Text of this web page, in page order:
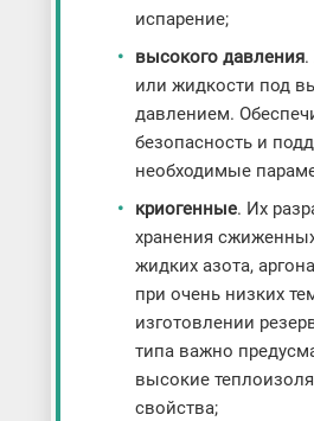
испарение;
высокого давления.
или жидкости под
давлением.
безопасность и
необходимые
криогенные. Их
хранения
жидких азота,
при очень низких
изготовлении
типа важно
высокие
свойства;